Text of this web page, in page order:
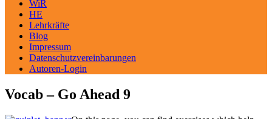
WiR
HE
Lehrkräfte
Blog
Impressum
Datenschutzvereinbarungen
Autoren-Login
Vocab – Go Ahead 9